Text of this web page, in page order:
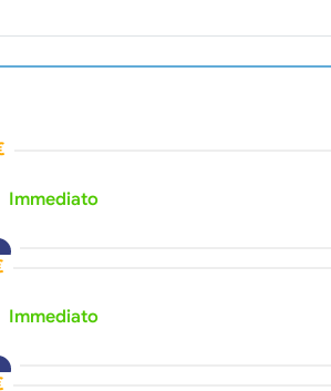
Immediato
Immediato